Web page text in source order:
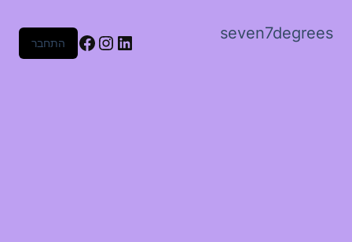
seven7degrees
LinkedIn
Instagram
Facebook
התחבר